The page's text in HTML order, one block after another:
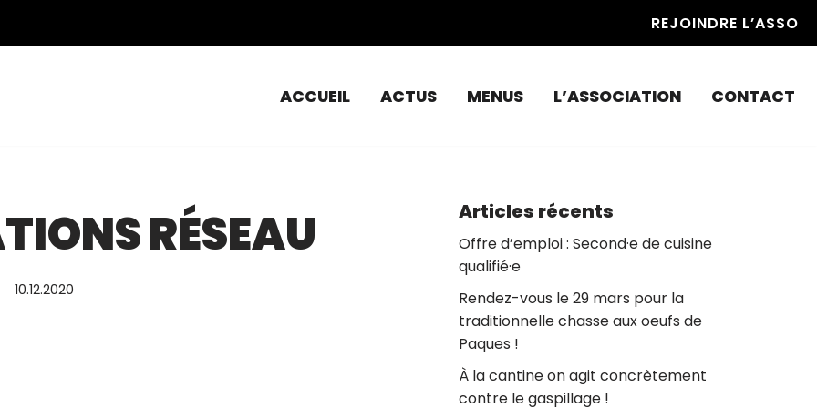
REJOINDRE L’ASSO
ACCUEIL ACTUS MENUS L’ASSOCIATION CONTACT
RÉSEAU
10.12.2020
Articles récents
Offre d’emploi : Second·e de cuisine
qualifié·e
Rendez-vous le 29 mars pour la
traditionnelle chasse aux oeufs de
Paques !
À la cantine on agit concrètement
contre le gaspillage !